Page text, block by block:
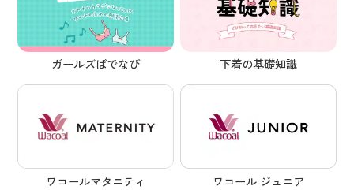
ガールズばでなび 下着の基礎知識
ワコールマタニティ ワコール ジュニア